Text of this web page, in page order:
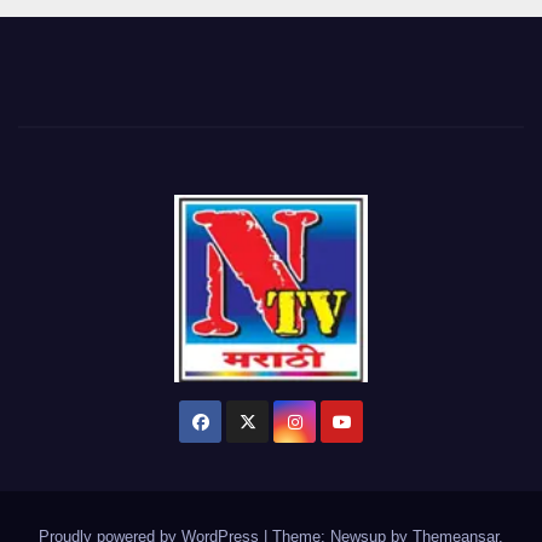
Proudly powered by WordPress Theme: Newsup by Themeansar.